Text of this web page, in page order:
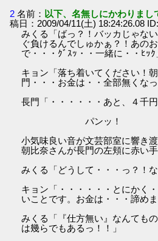
2 名前： 以下、名無しにかわりま
稿日：2009/04/11(土) 18:24:26.08
みくる「ばっ？！バッカじゃな
ぐ負けるんでしゅかぁ？！あの
で・・・ｸﾞｽｯ・・一緒に・・ﾋｯｸ
キョン「落ち着いてください！
門・・・お金は・・全部無くなっ
長門「・・・・・・あと、４千円
パンッ！
小気味良い音が文芸部室に響き渡
朝比奈さんが長門の左頬に赤い
みくる「どうして・・・っ？！
キョン「・・・・・・とにかく
いことです。お金は・・・諦めま
みくる「『仕方無い』なんても
は幾らでもあるっ！！」